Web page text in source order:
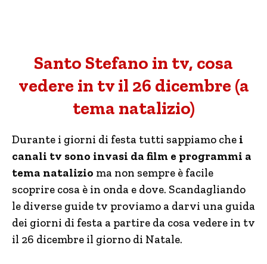
Santo Stefano in tv, cosa
vedere in tv il 26 dicembre (a
tema natalizio)
Durante i giorni di festa tutti sappiamo che i
canali tv sono invasi da film e programmi a
tema natalizio ma non sempre è facile
scoprire cosa è in onda e dove. Scandagliando
le diverse guide tv proviamo a darvi una guida
dei giorni di festa a partire da cosa vedere in tv
il 26 dicembre il giorno di Natale.